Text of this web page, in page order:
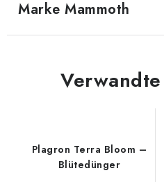
Marke Mammoth
Plagron Terra Bloom –
Blütedünger